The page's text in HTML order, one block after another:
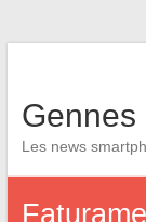
Gennes
Les news